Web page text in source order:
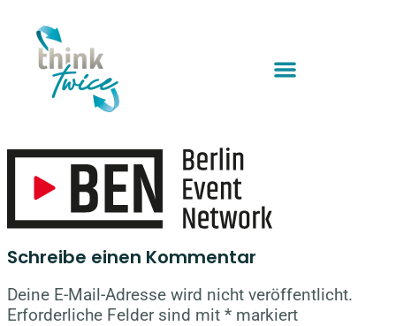
Schreibe einen Kommentar
Deine E-Mail-Adresse wird nicht veröffentlicht.
Erforderliche Felder sind mit * markiert